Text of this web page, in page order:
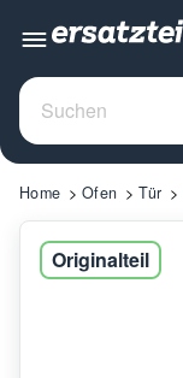
Home Ofen Tür
Originalteil